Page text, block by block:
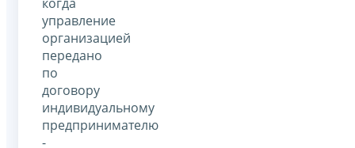
управление
организацией
передано
по
договору
индивидуальному
предпринимателю
-